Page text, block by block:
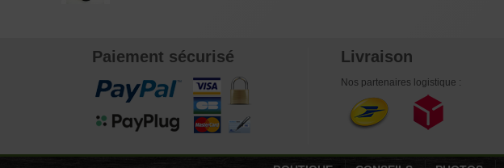
Paiement sécurisé Livraison
Nos partenaires logistique :